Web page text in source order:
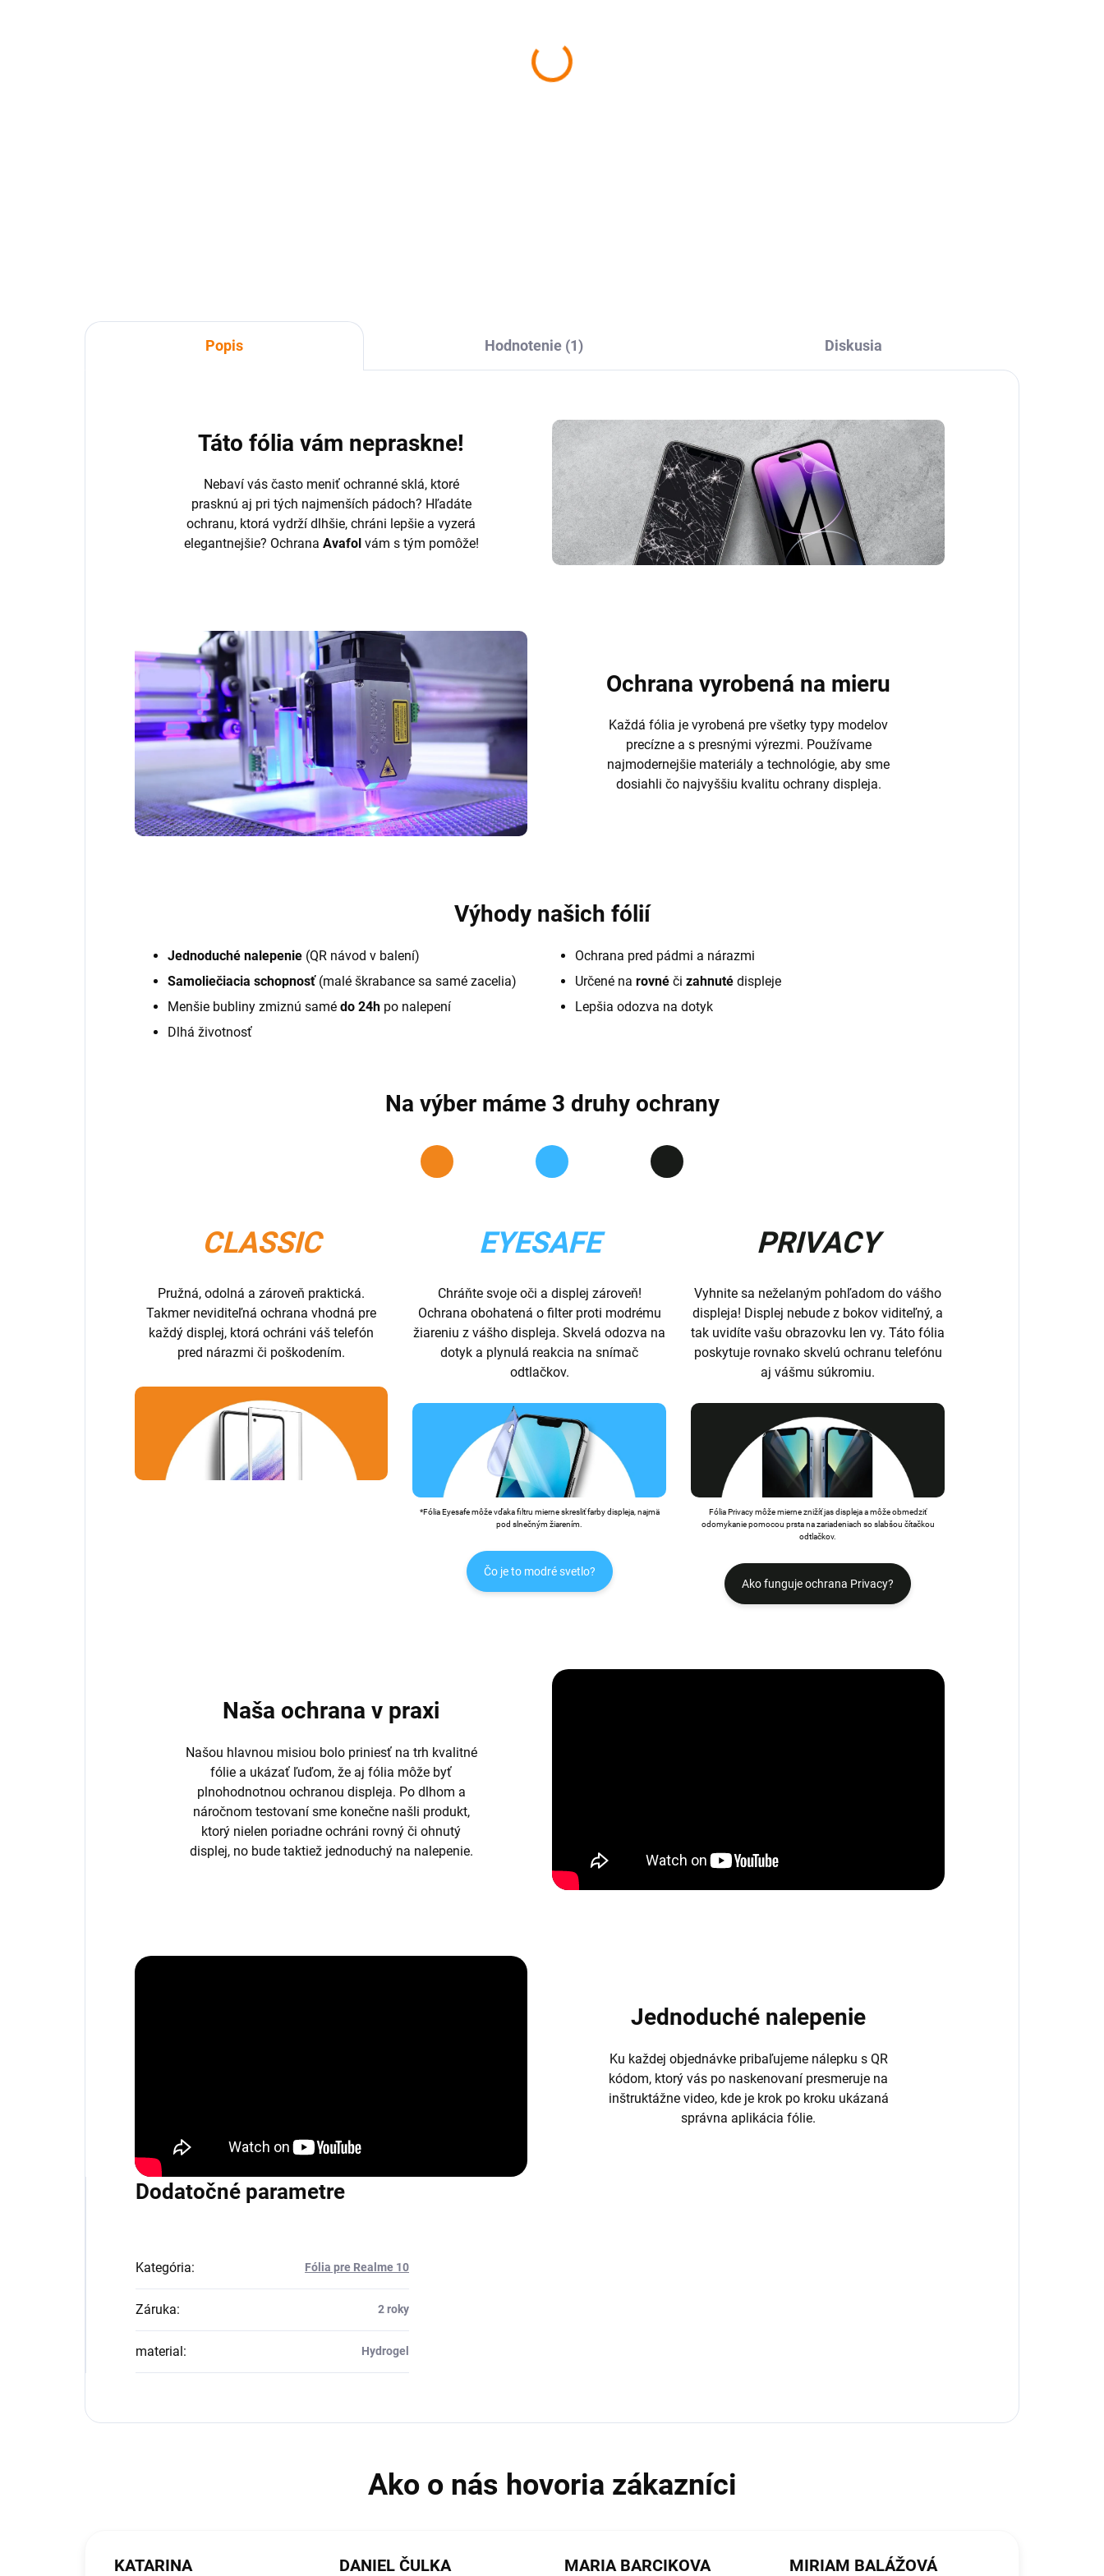
Popis Hodnotenie (1) Diskusia
Táto fólia vám nepraskne!
Nebaví vás často meniť ochranné sklá, ktoré
prasknú aj pri tých najmenších pádoch? Hľadáte
ochranu, ktorá vydrží dlhšie, chráni lepšie a vyzerá
elegantnejšie? Ochrana Avafol vám s tým pomôže!
Ochrana vyrobená na mieru
Každá fólia je vyrobená pre všetky typy modelov
precízne a s presnými výrezmi. Používame
najmodernejšie materiály a technológie, aby sme
dosiahli čo najvyššiu kvalitu ochrany displeja.
Výhody našich fólií
Jednoduché nalepenie (QR návod v balení)
Samoliečiacia schopnosť(malé škrabance sa samé zacelia)
Menšie bubliny zmiznú samé do 24h po nalepení
Dlhá životnosť
Ochrana pred pádmi a nárazmi
Určené na rovné či zahnuté displeje
Lepšia odozva na dotyk
Na výber máme 3 druhy ochrany
CLASSIC
Pružná, odolná a zároveň praktická.
Takmer neviditeľná ochrana vhodná pre
každý displej, ktorá ochráni váš telefón
pred nárazmi či poškodením.
EYESAFE
Chráňte svoje oči a displej zároveň!
Ochrana obohatená o filter proti modrému
žiareniu z vášho displeja. Skvelá odozva na
dotyk a plynulá reakcia na snímač
odtlačkov.
*Fólia Eyesafe môže vďaka filtru mierne skresliť farby displeja, najmä
pod slnečným žiarením.
Čo je to modré svetlo?
PRIVACY
Vyhnite sa neželaným pohľadom do vášho
displeja! Displej nebude z bokov viditeľný, a
tak uvidíte vašu obrazovku len vy. Táto fólia
poskytuje rovnako skvelú ochranu telefónu
aj vášmu súkromiu.
Fólia Privacy môže mierne znižíť jas displeja a môže obmedziť
odomykanie pomocou prsta na zariadeniach so slabšou čítačkou
odtlačkov.
Ako funguje ochrana Privacy?
Naša ochrana v praxi
Našou hlavnou misiou bolo priniesť na trh kvalitné
fólie a ukázať ľuďom, že aj fólia môže byť
plnohodnotnou ochranou displeja. Po dlhom a
náročnom testovaní sme konečne našli produkt,
ktorý nielen poriadne ochráni rovný či ohnutý
displej, no bude taktiež jednoduchý na nalepenie.
Jednoduché nalepenie
Ku každej objednávke pribaľujeme nálepku s QR
kódom, ktorý vás po naskenovaní presmeruje na
inštruktážne video, kde je krok po kroku ukázaná
správna aplikácia fólie.
Dodatočné parametre
Kategória: Fólia pre Realme 10
Záruka: 2 roky
material : Hydrogel
KATARINA DANIEL ČULKA MARIA BARCIKOVA MIRIAM BALÁŽOVÁ